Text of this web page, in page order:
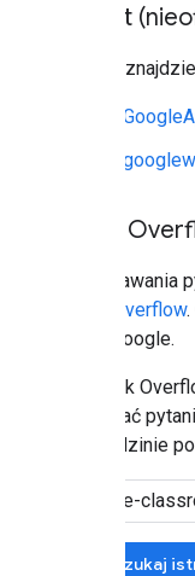
Reddit
Pomoc
r/
r/
Stack
Do
Stack Overflow
konta Google.
Na Stack
oznaczać
w dziedzinie
Wyszukaj